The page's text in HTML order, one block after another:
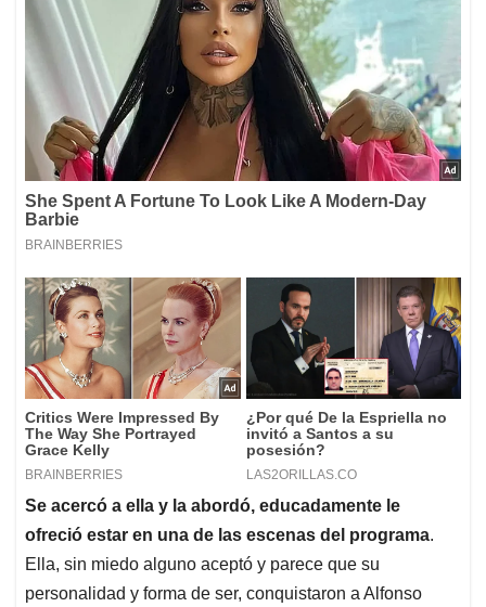
Se acercó a ella y la abordó, educadamente le
ofreció estar en una de las escenas del programa.
Ella, sin miedo alguno aceptó y parece que su
personalidad y forma de ser, conquistaron a Alfonso